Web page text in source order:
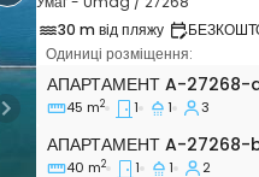
Next
30 m від пляжу
Одиниці розміщення:
Однокімнатні
АПАРТАМЕНТ A-27268-
45 m2 1 1 3
Апартамент A-27268-b
АПАРТАМЕНТ A-27268-
40 m2 1 1 2